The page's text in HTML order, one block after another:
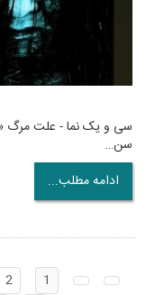
سی و یک نما - علت مرگ
سن…
ادامه مطلب...
1
2